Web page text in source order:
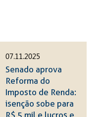
07.11.2025
Senado aprova
Reforma do
Imposto de Renda:
isenção sobe para